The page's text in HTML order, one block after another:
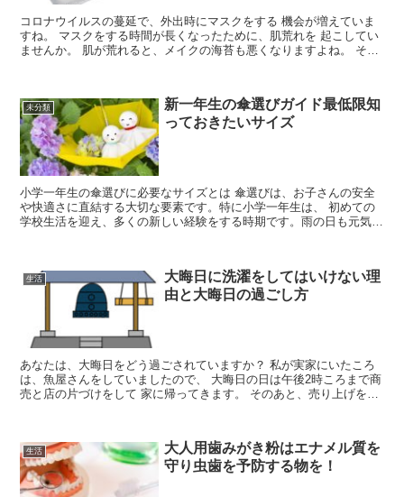
コロナウイルスの蔓延で、外出時にマスクをする 機会が増えていま
すね。 マスクをする時間が長くなったために、肌荒れを 起こしてい
ませんか。 肌が荒れると、メイクの海苔も悪くなりますよね。 そこ
未分類
新一年生の傘選びガイド最低限知
っておきたいサイズ
小学一年生の傘選びに必要なサイズとは 傘選びは、お子さんの安全
や快適さに直結する大切な要素です。特に小学一年生は、 初めての
学校生活を迎え、多くの新しい経験をする時期です。雨の日も元気に
生活
大晦日に洗濯をしてはいけない理
由と大晦日の過ごし方
あなたは、大晦日をどう過ごされていますか？ 私が実家にいたころ
は、魚屋さんをしていましたので、 大晦日の日は午後2時ころまで商
売と店の片づけをして 家に帰ってきます。 そのあと、売り上げをさ
生活
大人用歯みがき粉はエナメル質を
守り虫歯を予防する物を！